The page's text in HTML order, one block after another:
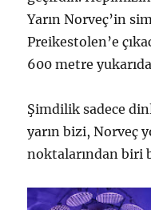
Yarın Norveç’in
Preikestolen’e
600 metre
Şimdilik sadece
yarın bizi, Norveç
noktalarından biri